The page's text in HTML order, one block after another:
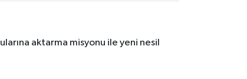
aktarma misyonu ile yeni nesil